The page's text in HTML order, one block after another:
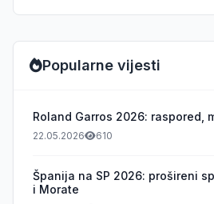
Popularne vijesti
Roland Garros 2026: raspored,
22.05.2026 610
Španija na SP 2026: prošireni
i Morate